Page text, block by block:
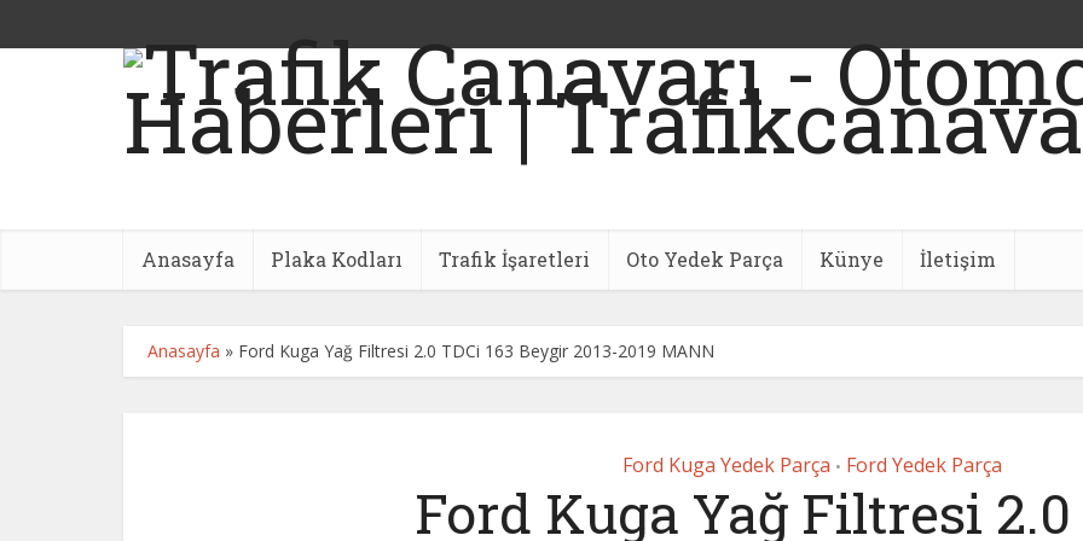
Anasayfa Plaka Kodları Trafik İşaretleri Oto Yedek Parça Künye İletişim
Anasayfa » Ford Kuga Yağ Filtresi 2.0 TDCi 163 Beygir 2013-2019 MANN
Ford Kuga Yedek Parça • Ford Yedek Parça
Ford Kuga Yağ Filtresi